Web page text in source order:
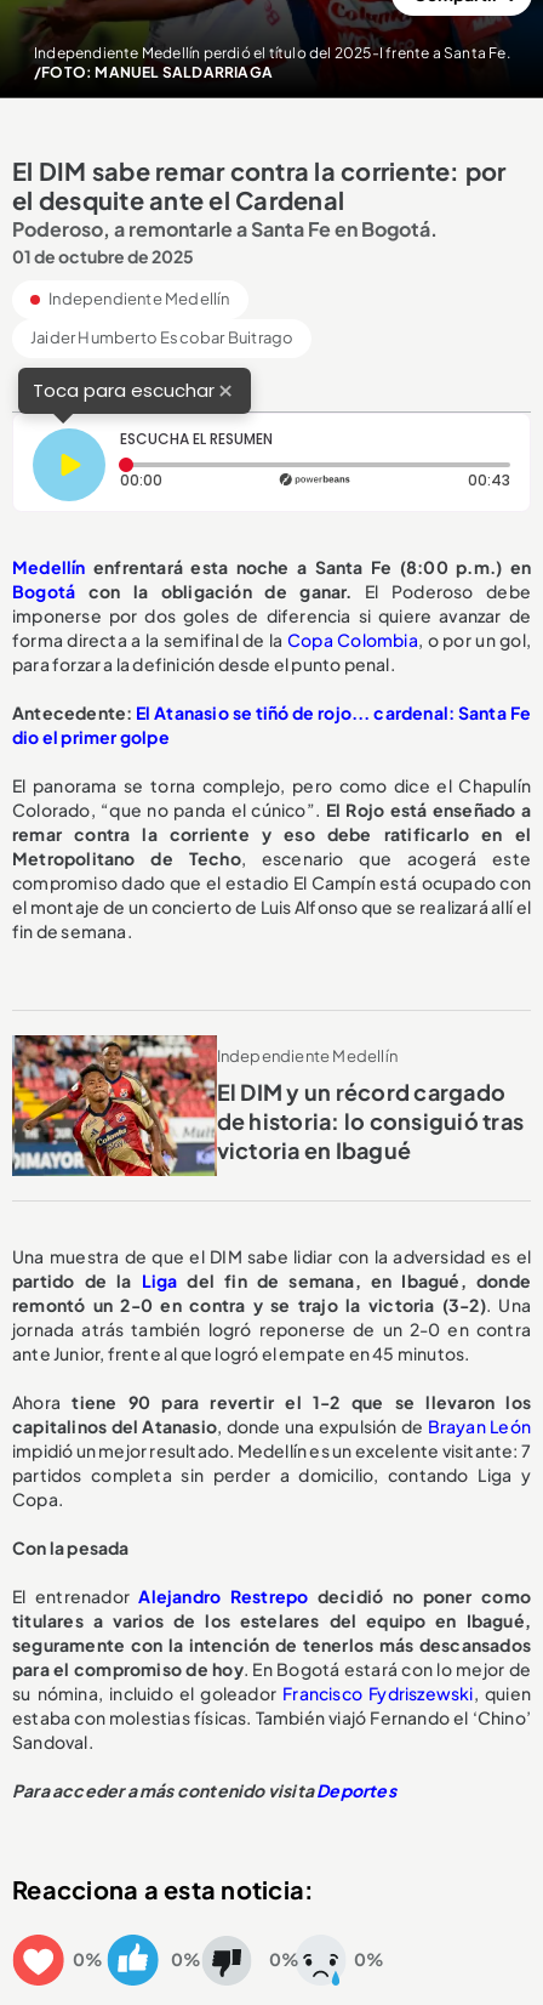
Independiente Medellín perdió el título del 2025-I frente a Santa Fe.
/FOTO: MANUEL SALDARRIAGA
El DIM sabe remar contra la corriente: por
el desquite ante el Cardenal
Poderoso, a remontarle a Santa Fe en Bogotá.
01 de octubre de 2025
Independiente Medellín
Jaider Humberto Escobar Buitrago
Toca para escuchar×
ESCUCHA EL RESUMEN
00:00 Tiempo transcurrido: 0 segundos 00:43
Medellín enfrentará esta noche a Santa Fe (8:00 p.m.) en
Bogotá con la obligación de ganar. El Poderoso debe
imponerse por dos goles de diferencia si quiere avanzar de
forma directa a la semifinal de la Copa Colombia, o por un gol,
para forzar a la definición desde el punto penal.
Antecedente: El Atanasio se tiñó de rojo... cardenal: Santa Fe
dio el primer golpe
El panorama se torna complejo, pero como dice el Chapulín
Colorado, “que no panda el cúnico”. El Rojo está enseñado a
remar contra la corriente y eso debe ratificarlo en el
Metropolitano de Techo, escenario que acogerá este
compromiso dado que el estadio El Campín está ocupado con
el montaje de un concierto de Luis Alfonso que se realizará allí el
fin de semana.
Independiente Medellín
El DIM y un récord cargado
de historia: lo consiguió tras
victoria en Ibagué
Una muestra de que el DIM sabe lidiar con la adversidad es el
partido de la Liga del fin de semana, en Ibagué, donde
remontó un 2-0 en contra y se trajo la victoria (3-2). Una
jornada atrás también logró reponerse de un 2-0 en contra
ante Junior, frente al que logró el empate en 45 minutos.
Ahoratiene 90 para revertir el 1-2 que se llevaron los
capitalinos del Atanasio, donde una expulsión de Brayan León
impidió un mejor resultado. Medellín es un excelente visitante: 7
partidos completa sin perder a domicilio, contando Liga y
Copa.
Con la pesada
El entrenadorAlejandro Restrepo decidió no poner como
titulares a varios de los estelares del equipo en Ibagué,
seguramente con la intención de tenerlos más descansados
para el compromiso de hoy. En Bogotá estará con lo mejor de
su nómina, incluido el goleador Francisco Fydriszewski, quien
estaba con molestias físicas. También viajó Fernando el ‘Chino’
Sandoval.
Para acceder a más contenido visitaDeportes
Reacciona a esta noticia:
0% 0% 0% 0%